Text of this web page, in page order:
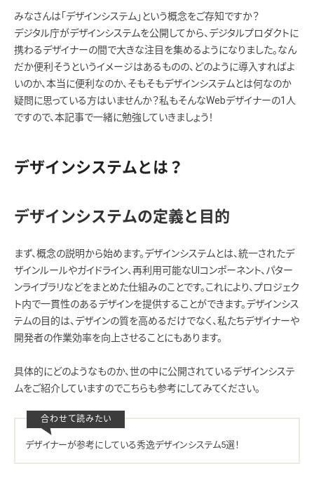
みなさんは「デザインシステム」という概念をご存知ですか？
デジタル庁がデザインシステムを公開してから、デジタルプロダクトに
携わるデザイナーの間で大きな注目を集めるようになりました。なん
だか便利そうというイメージはあるものの、どのように導入すればよ
いのか、本当に便利なのか、そもそもデザインシステムとは何なのか
疑問に思っている方はいませんか？私もそんなWebデザイナーの1人
ですので、本記事で一緒に勉強していきましょう！
デザインシステムとは？
デザインシステムの定義と目的
まず、概念の説明から始めます。デザインシステムとは、統一されたデ
ザインルールやガイドライン、再利用可能なUIコンポーネント、パター
ンライブラリなどをまとめた仕組みのことです。これにより、プロジェク
ト内で一貫性のあるデザインを提供することができます。デザインシス
テムの目的は、デザインの質を高めるだけでなく、私たちデザイナーや
開発者の作業効率を向上させることにもあります。
具体的にどのようなものか、世の中に公開されているデザインシステ
ムをご紹介していますのでこちらも参考にしてみてください。
デザイナーが参考にしている秀逸デザインシステム5選！